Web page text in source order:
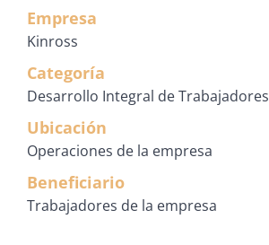
Empresa
Kinross
Categoría
Desarrollo Integral de Trabajadores
Ubicación
Operaciones de la empresa
Beneficiario
Trabajadores de la empresa